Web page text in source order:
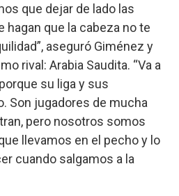
que dejar de lado las
hagan que la cabeza no te
aseguró Giménez y
rival: Arabia Saudita. “Va a
su liga y sus
Son jugadores de mucha
pero nosotros somos
llevamos en el pecho y lo
cuando salgamos a la